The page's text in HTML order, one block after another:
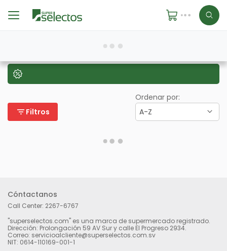
filter_list Filtros
Ordenar por:
A-Z
Cóntactanos
Call Center: 2267-6767
"superselectos.com" es una marca de supermercado registrado.
Dirección: Prolongación 59 AV Sur y calle El Progreso 2934.
Correo: servicioalcliente@superselectos.com.sv
NIT: 0614-110169-001-1